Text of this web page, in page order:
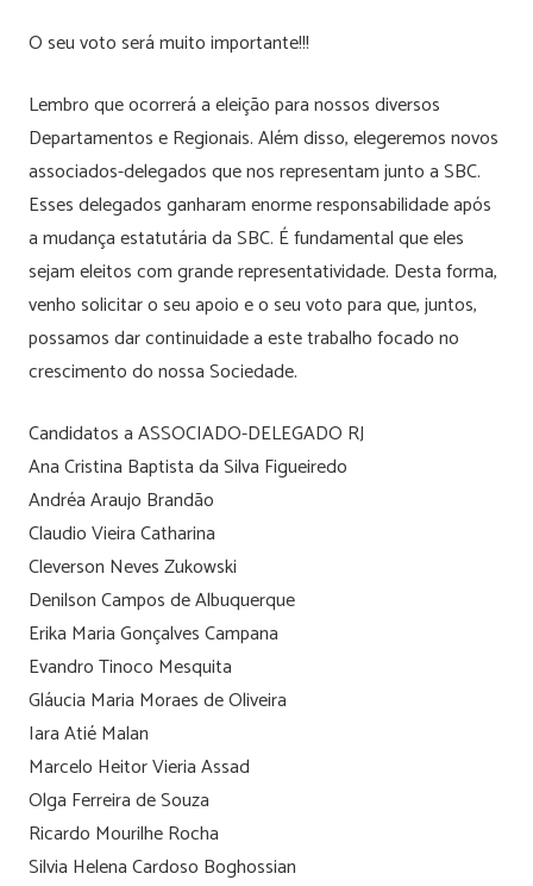
O seu voto será muito importante!!!
Lembro que ocorrerá a eleição para nossos diversos
Departamentos e Regionais. Além disso, elegeremos novos
associados-delegados que nos representam junto a SBC.
Esses delegados ganharam enorme responsabilidade após
a mudança estatutária da SBC. É fundamental que eles
sejam eleitos com grande representatividade. Desta forma,
venho solicitar o seu apoio e o seu voto para que, juntos,
possamos dar continuidade a este trabalho focado no
crescimento do nossa Sociedade.
Candidatos a ASSOCIADO-DELEGADO RJ
Ana Cristina Baptista da Silva Figueiredo
Andréa Araujo Brandão
Claudio Vieira Catharina
Cleverson Neves Zukowski
Denilson Campos de Albuquerque
Erika Maria Gonçalves Campana
Evandro Tinoco Mesquita
Gláucia Maria Moraes de Oliveira
Iara Atié Malan
Marcelo Heitor Vieria Assad
Olga Ferreira de Souza
Ricardo Mourilhe Rocha
Silvia Helena Cardoso Boghossian